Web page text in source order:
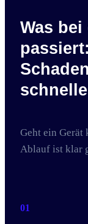
Was bei
passiert:
Geht ein Gerät
Ablauf ist klar
01